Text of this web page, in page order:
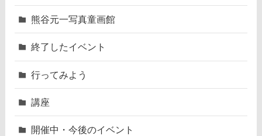
熊谷元一写真童画館
終了したイベント
行ってみよう
講座
開催中・今後のイベント